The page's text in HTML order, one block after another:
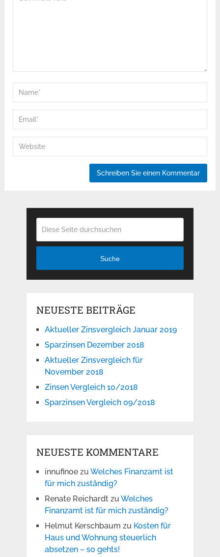
Suche
NEUESTE BEITRÄGE
Aktueller Zinsvergleich Januar 2019
Sparzinsen Dezember 2018
Aktueller Zinsvergleich für
November 2018
Zinsen Vergleich 10/2018
Sparzinsen Vergleich 09/2018
NEUESTE KOMMENTARE
innufinoezu Welches Finanzamt ist
für mich zuständig?
Renate Reichardtzu Welches
Finanzamt ist für mich zuständig?
Helmut Kerschbaum zu Kosten für
Haus und Wohnung steuerlich
absetzen – so gehts!